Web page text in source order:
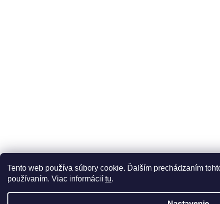
Tento web používa súbory cookie. Ďalším prechádzaním
používaním. Viac informácií tu.